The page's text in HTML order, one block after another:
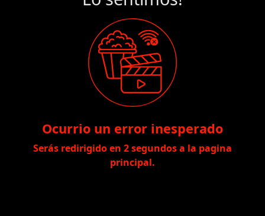
Ocurrio un error inesperado
Serás redirigido en 2segundos a la pagina
principal.